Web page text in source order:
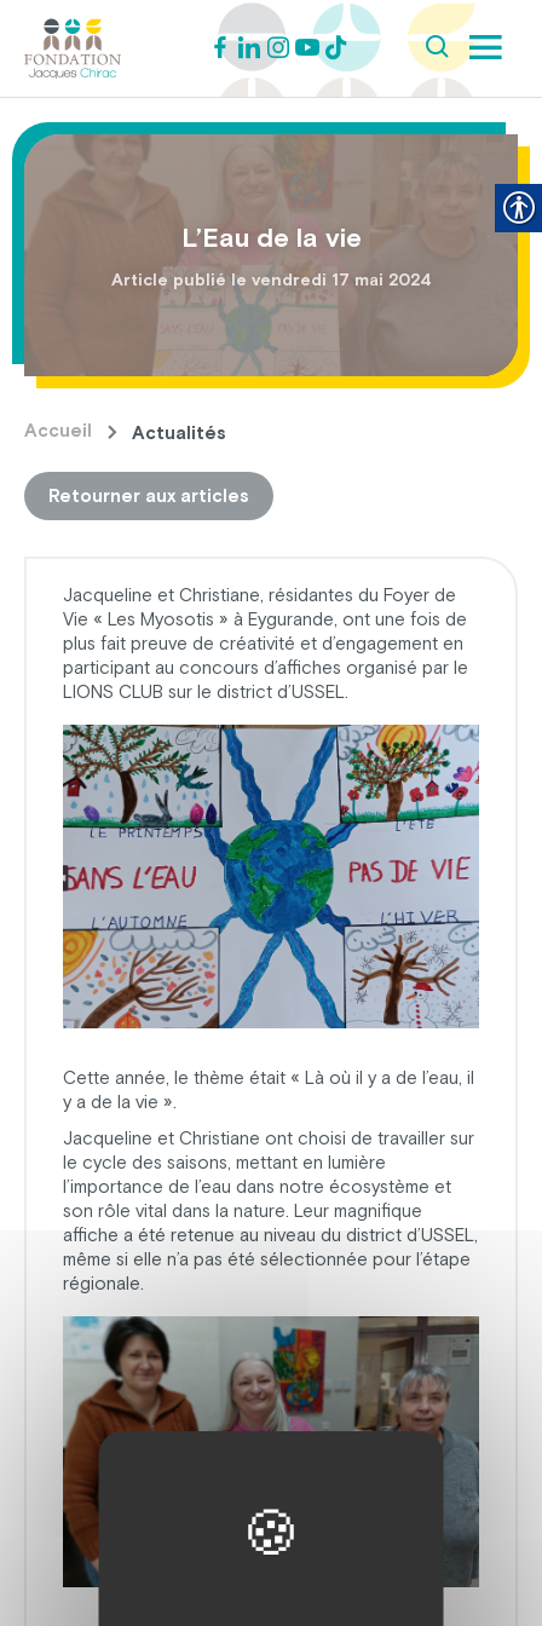
L’Eau de la vie
Article publié le vendredi 17 mai 2024
Accueil Actualités
Retourner aux articles
Jacqueline et Christiane, résidantes du Foyer de
Vie « Les Myosotis » à Eygurande, ont une fois de
plus fait preuve de créativité et d’engagement en
participant au concours d’affiches organisé par le
LIONS CLUB sur le district d’USSEL.
Cette année, le thème était « Là où il y a de l’eau, il
y a de la vie ».
Jacqueline et Christiane ont choisi de travailler sur
le cycle des saisons, mettant en lumière
l’importance de l’eau dans notre écosystème et
son rôle vital dans la nature. Leur magnifique
affiche a été retenue au niveau du district d’USSEL,
même si elle n’a pas été sélectionnée pour l’étape
régionale.